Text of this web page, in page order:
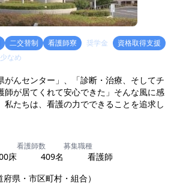
二交替制 看護師寮 奨学金
資格取得支援
なめ
がんセンター」、「診断・治療、そしてチ
師が居てくれて安心できた」そんな風に感
私たちは、看護の力でできることを追求し
床
看護師数
409名
募集職種
看護師
県・市区町村・組合）